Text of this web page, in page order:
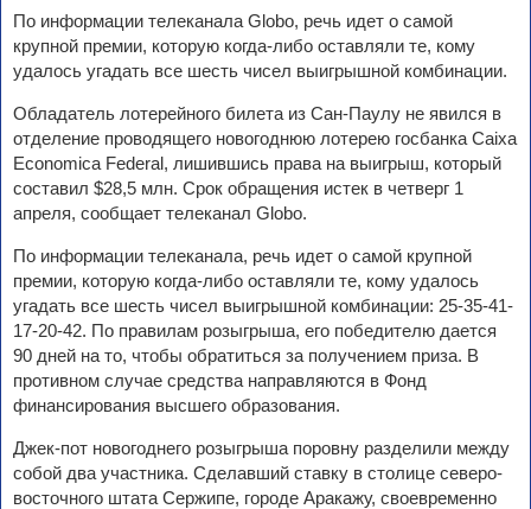
По информации телеканала Globo, речь идет о самой
крупной премии, которую когда-либо оставляли те, кому
удалось угадать все шесть чисел выигрышной комбинации.
Обладатель лотерейного билета из Сан-Паулу не явился в
отделение проводящего новогоднюю лотерею госбанка Caixa
Economica Federal, лишившись права на выигрыш, который
составил $28,5 млн. Срок обращения истек в четверг 1
апреля, сообщает телеканал Globo.
По информации телеканала, речь идет о самой крупной
премии, которую когда-либо оставляли те, кому удалось
угадать все шесть чисел выигрышной комбинации: 25-35-41-
17-20-42. По правилам розыгрыша, его победителю дается
90 дней на то, чтобы обратиться за получением приза. В
противном случае средства направляются в Фонд
финансирования высшего образования.
Джек-пот новогоднего розыгрыша поровну разделили между
собой два участника. Сделавший ставку в столице северо-
восточного штата Сержипе, городе Аракажу, своевременно